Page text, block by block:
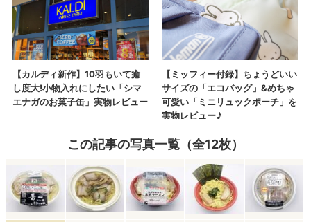
この記事の写真一覧（全12枚）